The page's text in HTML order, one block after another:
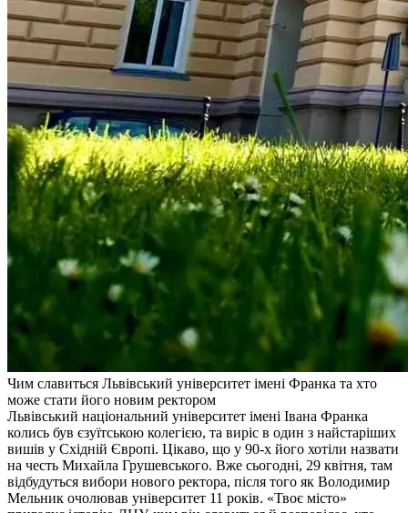
Чим славиться Львівський університет імені Франка та хто
може стати його новим ректором
Львівський національний університет імені Івана Франка
колись був єзуїтською колегією, та виріс в один з найстаріших
вишів у Східній Європі. Цікаво, що у 90-х його хотіли назвати
на честь Михайла Грушевського. Вже сьогодні, 29 квітня, там
відбудуться вибори нового ректора, після того як Володимир
Мельник очолював університет 11 років. «Твоє місто»